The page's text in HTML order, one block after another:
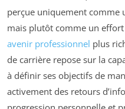
perçue uniquement comme
mais plutôt comme un
avenir professionnel plus
de carrière repose sur la
à définir ses objectifs de
activement des retours